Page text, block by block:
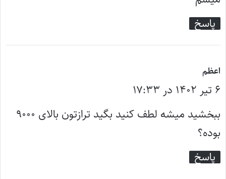
پاسخ
اعظم
ف
ت
:
۶ تیر ۱۴۰۲ در ۱۷:۳۳
ببخشید میشه لطف کنید بگید ترازتون بالای ۹۰۰۰
بوده؟
پاسخ